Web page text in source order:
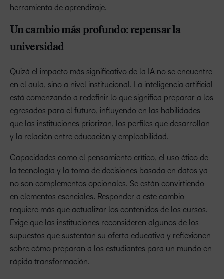
herramienta de aprendizaje.
Un cambio más profundo: repensar la
universidad
Quizá el impacto más significativo de la IA no se encuentre
en el aula, sino a nivel institucional. La inteligencia artificial
está comenzando a redefinir lo que significa preparar a los
egresados para el futuro, influyendo en las habilidades
que las instituciones priorizan, los perfiles que desarrollan
y la relación entre educación y empleabilidad.
Capacidades como el pensamiento crítico, el uso ético de
la tecnología y la toma de decisiones basada en datos ya
no son complementos opcionales. Se están convirtiendo
en elementos esenciales. Responder a este cambio
requiere más que actualizar los contenidos de los cursos.
Exige que las instituciones reconsideren algunos de los
supuestos que sustentan su oferta educativa y reflexionen
sobre cómo preparan a los estudiantes para un mundo en
rápida transformación.